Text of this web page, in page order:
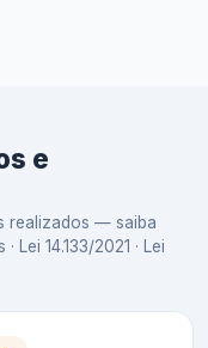
e
realizados — saiba
14.133/2021 · Lei